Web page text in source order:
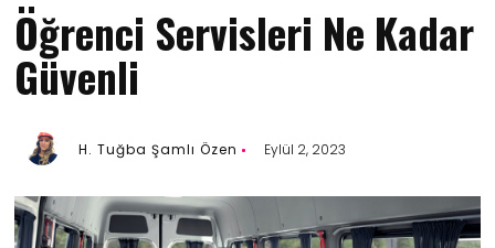
Öğrenci Servisleri Ne Kadar
Güvenli
H. Tuğba Şamlı Özen Eylül 2, 2023